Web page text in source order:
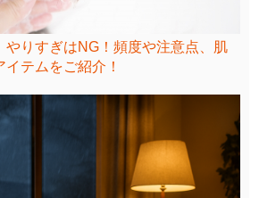
やりすぎはNG！頻度や注意点、肌
テムをご紹介！